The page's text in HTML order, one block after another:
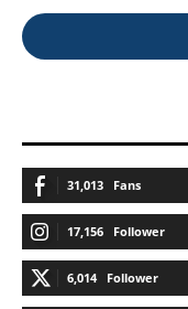
31,013 Fans
17,156 Follower
6,014 Follower